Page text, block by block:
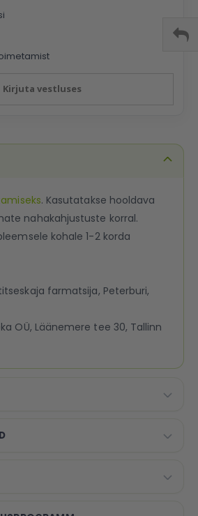
Kirjuta vestluses
. Kasutatakse hooldava
nahakahjustuste korral.
kohale 1-2 korda
farmatsija, Peterburi,
OÜ, Läänemere tee 30, Tallinn